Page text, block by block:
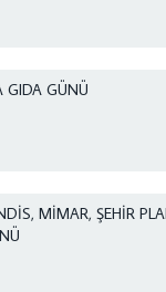
GIDA GÜNÜ
MİMAR, ŞEHİR